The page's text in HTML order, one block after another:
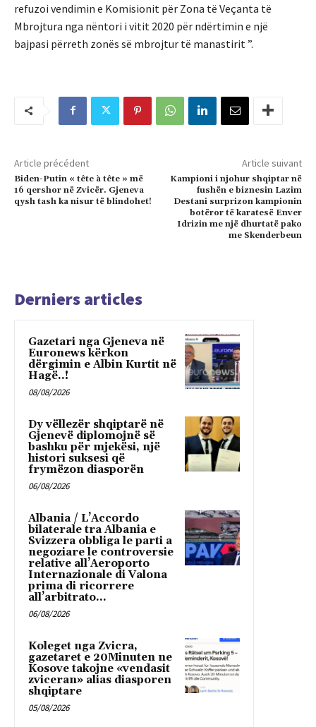
refuzoi vendimin e Komisionit për Zona të Veçanta të
Mbrojtura nga nëntori i vitit 2020 për ndërtimin e një
bajpasi përreth zonës së mbrojtur të manastirit ”.
Article précédent
Biden-Putin « tête à tête » më
16 qershor në Zvicër. Gjeneva
qysh tash ka nisur të blindohet!
Article suivant
Kampioni i njohur shqiptar në
fushën e biznesin Lazim
Destani surprizon kampionin
botëror të karatesë Enver
Idrizin me një dhurtatë pako
me Skenderbeun
Derniers articles
Gazetari nga Gjeneva në
Euronews kërkon
dërgimin e Albin Kurtit në
Hagë..!
08/08/2026
Dy vëllezër shqiptarë në
Gjenevë diplomojnë së
bashku për mjekësi, një
histori suksesi që
frymëzon diasporën
06/08/2026
Albania / L’Accordo
bilaterale tra Albania e
Svizzera obbliga le parti a
negoziare le controversie
relative all’Aeroporto
Internazionale di Valona
prima di ricorrere
all’arbitrato...
06/08/2026
Koleget nga Zvicra,
gazetaret e 20Minuten ne
Kosove takojne «vendasit
zviceran» alias diasporen
shqiptare
05/08/2026